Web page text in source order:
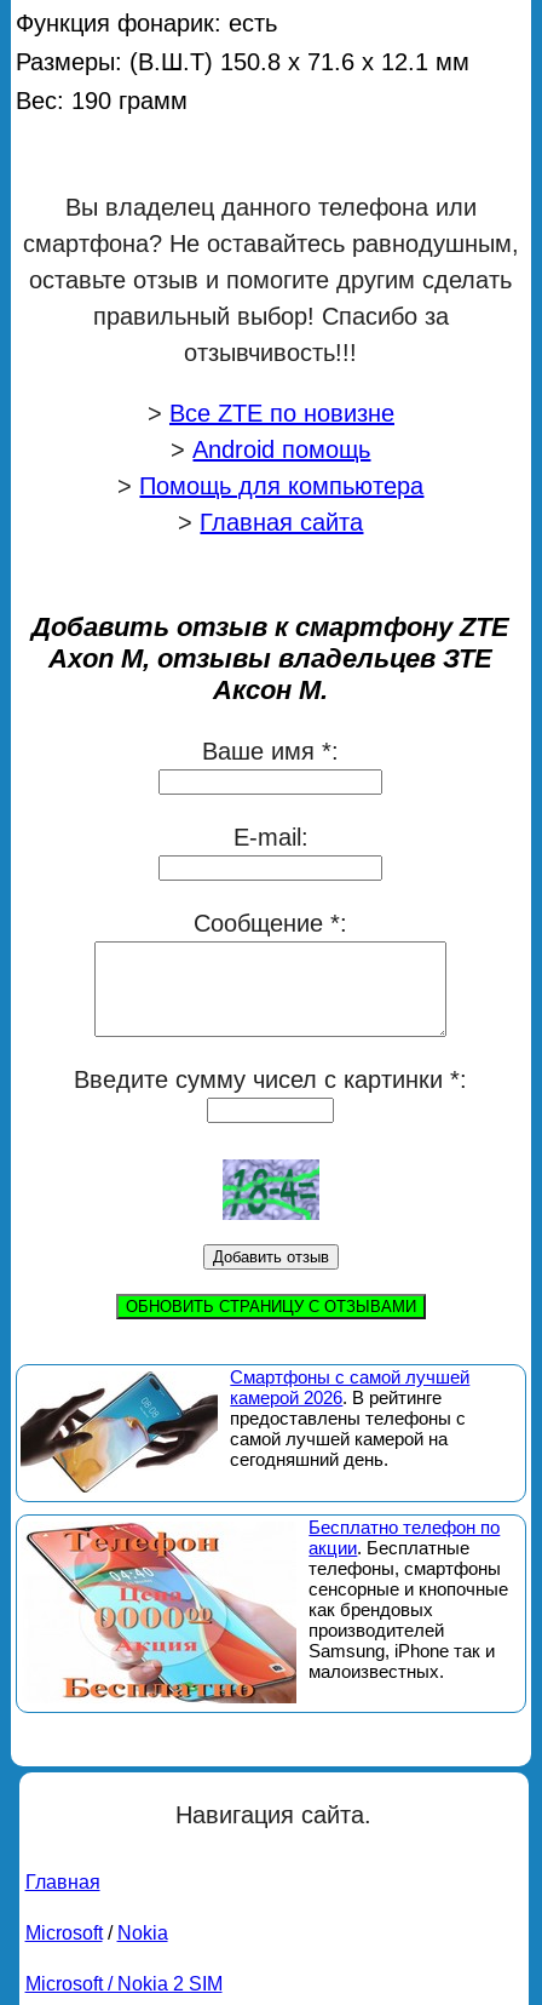
Функция фонарик: есть
Размеры: (В.Ш.Т) 150.8 x 71.6 x 12.1 мм
Вес: 190 грамм
Вы владелец данного телефона или
смартфона? Не оставайтесь равнодушным,
оставьте отзыв и помогите другим сделать
правильный выбор! Спасибо за
отзывчивость!!!
> Все ZTE по новизне
>Android помощь
> Помощь для компьютера
> Главная сайта
Добавить отзыв к смартфону ZTE
Axon M, отзывы владельцев ЗТЕ
Аксон М.
Ваше имя *:
E-mail:
Сообщение *:
Введите сумму чисел с картинки *:
ОБНОВИТЬ СТРАНИЦУ С ОТЗЫВАМИ
Смартфоны с самой лучшей
камерой 2026. В рейтинге
предоставлены телефоны с
самой лучшей камерой на
сегодняшний день.
Бесплатно телефон по
акции. Бесплатные
телефоны, смартфоны
сенсорные и кнопочные
как брендовых
производителей
Samsung, iPhone так и
малоизвестных.
Навигация сайта.
Главная
Microsoft/ Nokia
Microsoft / Nokia 2 SIM